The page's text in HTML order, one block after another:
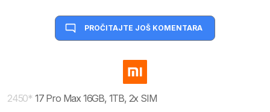
PROČITAJTE JOŠ KOMENTARA
2450* 17 Pro Max 16GB, 1TB, 2x SIM